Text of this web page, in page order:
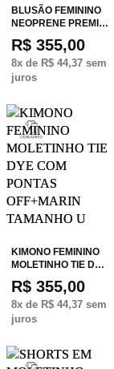
BLUSÃO FEMININO
NEOPRENE PREMI…
R$ 355,00
8x de R$ 44,37 sem
juros
KIMONO FEMININO
MOLETINHO TIE D…
R$ 355,00
8x de R$ 44,37 sem
juros